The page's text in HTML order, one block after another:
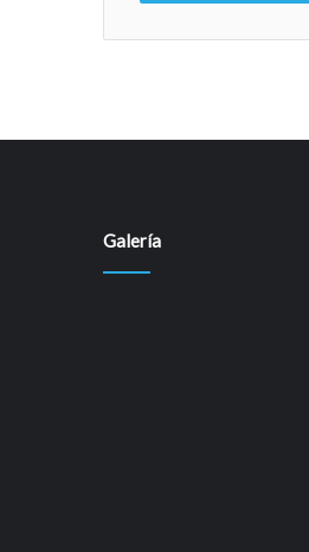
t
o
Galería